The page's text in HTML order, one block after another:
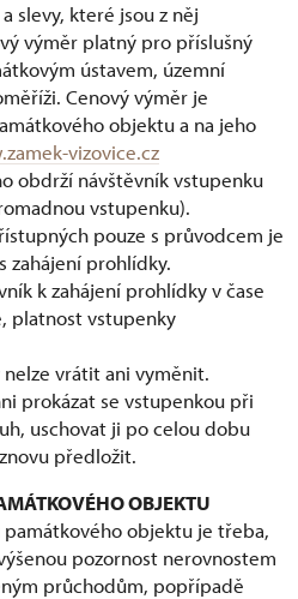
slevy, které jsou z něj
výměr platný pro příslušný
ústavem, územní
Cenový výměr je
objektu a na jeho
vizovice.cz
obdrží návštěvník vstupenku
vstupenku).
pouze s průvodcem je
zahájení prohlídky.
k zahájení prohlídky v čase
platnost vstupenky
vrátit ani vyměnit.
prokázat se vstupenkou při
uschovat ji po celou dobu
předložit.
OBJEKTU
objektu je třeba,
pozornost nerovnostem
průchodům, popřípadě